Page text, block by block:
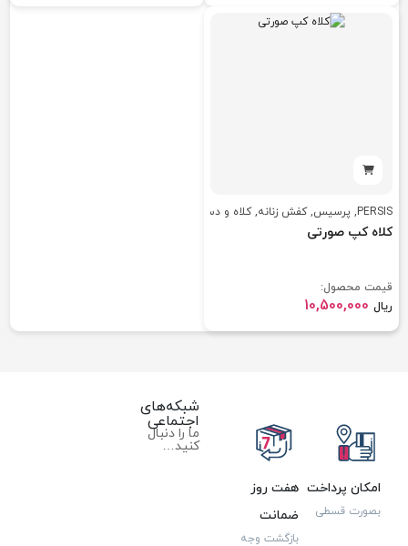
PERSIS
, پرسیس,کفش زنانه,کلاه و دستکش زنانه
کلاه کپ صورتی
قیمت محصول:
10,500,000 ریال
امکان پرداخت
بصورت قسطی
هفت روز
ضمانت
بازگشت وجه
شبکه‌های
اجتماعی
ما را دنبال
کنید…